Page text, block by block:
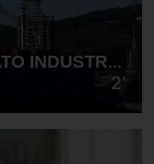
NO HAY SALIDA - GATO INDUSTRIAL
2'